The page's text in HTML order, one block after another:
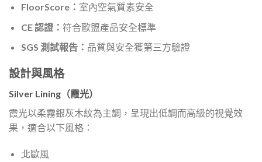
FloorScore： 室內空氣質素安全
CE 認證： 符合歐盟產品安全標準
SGS 測試報告： 品質與安全獲第三方驗證
設計與風格
Silver Lining（霞光）
霞光以柔霧銀灰木紋為主調，呈現出低調而高級的視覺效
果，適合以下風格：
北歐風